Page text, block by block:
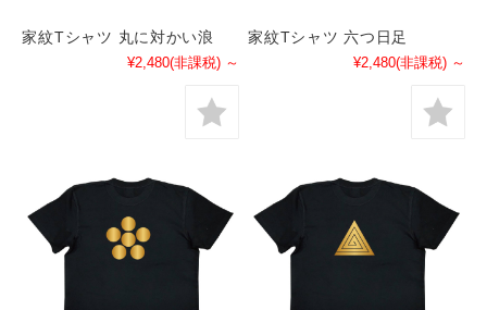
家紋Tシャツ 丸に対かい浪
¥2,480(非課税) ～
家紋Tシャツ 六つ日足
¥2,480(非課税) ～